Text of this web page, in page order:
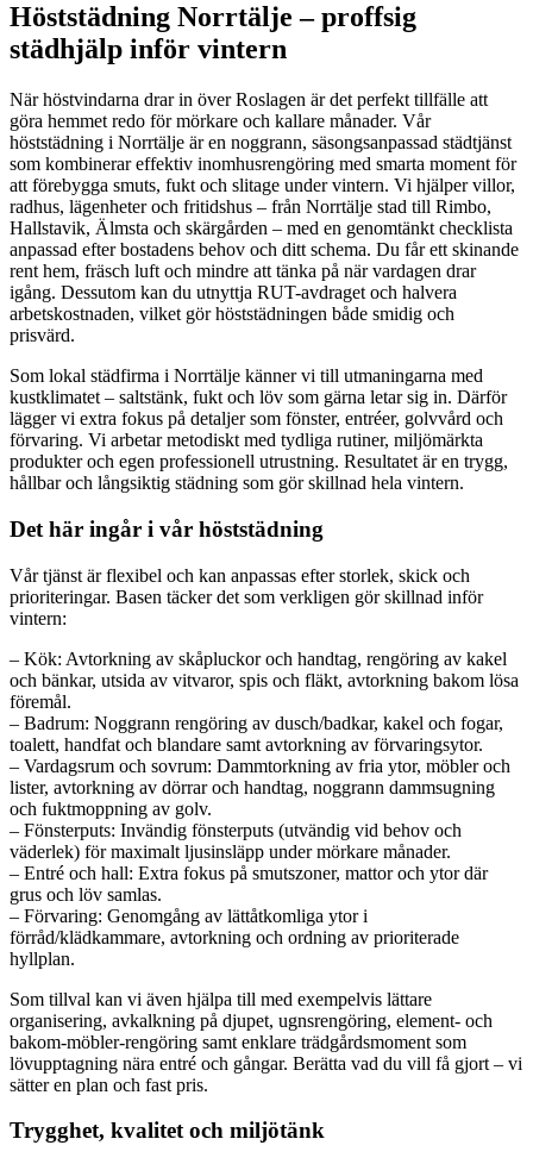
Höststädning Norrtälje – proffsig
städhjälp inför vintern
När höstvindarna drar in över Roslagen är det perfekt tillfälle att
göra hemmet redo för mörkare och kallare månader. Vår
höststädning i Norrtälje är en noggrann, säsongsanpassad städtjänst
som kombinerar effektiv inomhusrengöring med smarta moment för
att förebygga smuts, fukt och slitage under vintern. Vi hjälper villor,
radhus, lägenheter och fritidshus – från Norrtälje stad till Rimbo,
Hallstavik, Älmsta och skärgården – med en genomtänkt checklista
anpassad efter bostadens behov och ditt schema. Du får ett skinande
rent hem, fräsch luft och mindre att tänka på när vardagen drar
igång. Dessutom kan du utnyttja RUT-avdraget och halvera
arbetskostnaden, vilket gör höststädningen både smidig och
prisvärd.
Som lokal städfirma i Norrtälje känner vi till utmaningarna med
kustklimatet – saltstänk, fukt och löv som gärna letar sig in. Därför
lägger vi extra fokus på detaljer som fönster, entréer, golvvård och
förvaring. Vi arbetar metodiskt med tydliga rutiner, miljömärkta
produkter och egen professionell utrustning. Resultatet är en trygg,
hållbar och långsiktig städning som gör skillnad hela vintern.
Det här ingår i vår höststädning
Vår tjänst är flexibel och kan anpassas efter storlek, skick och
prioriteringar. Basen täcker det som verkligen gör skillnad inför
vintern:
– Kök: Avtorkning av skåpluckor och handtag, rengöring av kakel
och bänkar, utsida av vitvaror, spis och fläkt, avtorkning bakom lösa
föremål.
– Badrum: Noggrann rengöring av dusch/badkar, kakel och fogar,
toalett, handfat och blandare samt avtorkning av förvaringsytor.
– Vardagsrum och sovrum: Dammtorkning av fria ytor, möbler och
lister, avtorkning av dörrar och handtag, noggrann dammsugning
och fuktmoppning av golv.
– Fönsterputs: Invändig fönsterputs (utvändig vid behov och
väderlek) för maximalt ljusinsläpp under mörkare månader.
– Entré och hall: Extra fokus på smutszoner, mattor och ytor där
grus och löv samlas.
– Förvaring: Genomgång av lättåtkomliga ytor i
förråd/klädkammare, avtorkning och ordning av prioriterade
hyllplan.
Som tillval kan vi även hjälpa till med exempelvis lättare
organisering, avkalkning på djupet, ugnsrengöring, element- och
bakom-möbler-rengöring samt enklare trädgårdsmoment som
lövupptagning nära entré och gångar. Berätta vad du vill få gjort – vi
sätter en plan och fast pris.
Trygghet, kvalitet och miljötänk